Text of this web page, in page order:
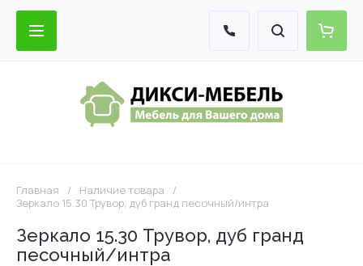
Главная / Наличие товара
/
Зеркало 15.30 Трувор, дуб гранд песочный/интра
Зеркало 15.30 Трувор, дуб гранд
песочный/интра